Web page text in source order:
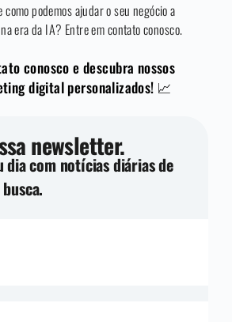
podemos ajudar o seu negócio a
era da IA? Entre em contato conosco.
conosco e descubra nossos
digital personalizados! 📈
newsletter.
dia com notícias diárias de